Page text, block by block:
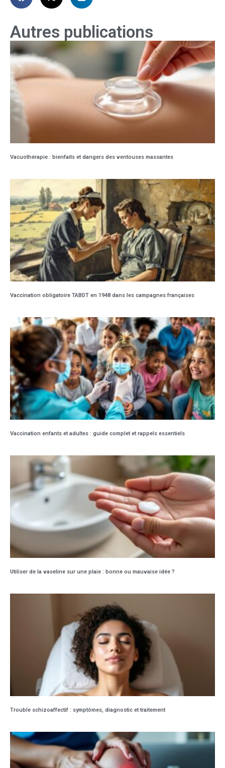
Autres publications
Vacuothérapie : bienfaits et dangers des ventouses massantes
Vaccination obligatoire TABDT en 1948 dans les campagnes françaises
Vaccination enfants et adultes : guide complet et rappels essentiels
Utiliser de la vaseline sur une plaie : bonne ou mauvaise idée ?
Trouble schizoaffectif : symptômes, diagnostic et traitement